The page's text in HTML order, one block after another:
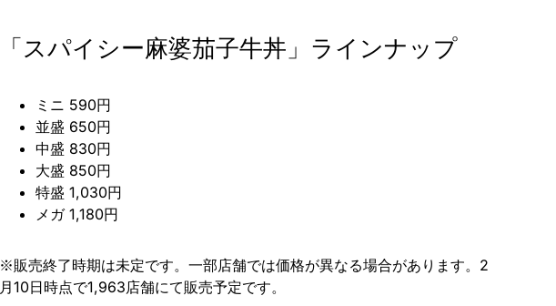
「スパイシー麻婆茄子牛丼」ラインナップ
ミニ 590円
並盛 650円
中盛 830円
大盛 850円
特盛 1,030円
メガ 1,180円
※販売終了時期は未定です。一部店舗では価格が異なる場合があります。2
月10日時点で1,963店舗にて販売予定です。